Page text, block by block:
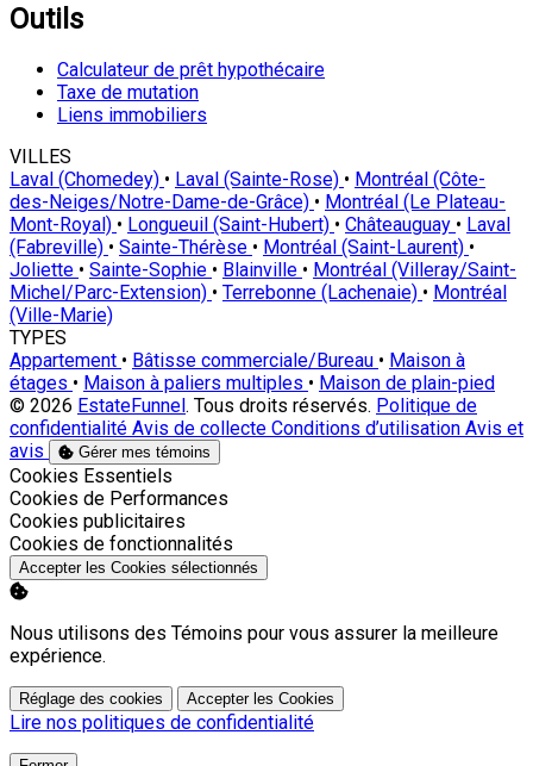
Outils
Calculateur de prêt hypothécaire
Taxe de mutation
Liens immobiliers
VILLES
Laval (Chomedey) • Laval (Sainte-Rose) • Montréal (Côte-
des-Neiges/Notre-Dame-de-Grâce) • Montréal (Le Plateau-
Mont-Royal) • Longueuil (Saint-Hubert) • Châteauguay • Laval
(Fabreville) • Sainte-Thérèse • Montréal (Saint-Laurent) •
Joliette • Sainte-Sophie • Blainville • Montréal (Villeray/Saint-
Michel/Parc-Extension) • Terrebonne (Lachenaie) • Montréal
(Ville-Marie)
TYPES
Appartement • Bâtisse commerciale/Bureau • Maison à
étages • Maison à paliers multiples • Maison de plain-pied
© 2026 EstateFunnel . Tous droits réservés. Politique de
confidentialité Avis de collecte Conditions d’utilisation Avis et
avis
Gérer mes témoins
Activer
Cookies Essentiels
Activer
Cookies de Performances
Activer
Cookies publicitaires
Activer
Cookies de fonctionnalités
Accepter les Cookies sélectionnés
Nous utilisons des Témoins pour vous assurer la meilleure
expérience.
Réglage des cookies Accepter les Cookies
Lire nos politiques de confidentialité